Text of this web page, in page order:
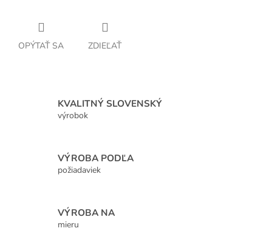
OPÝTAŤ SA ZDIEĽAŤ
KVALITNÝ SLOVENSKÝ
výrobok
VÝROBA PODĽA
požiadaviek
VÝROBA NA
mieru